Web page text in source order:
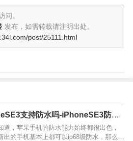
问。
发布，如需转载请注明出处。
post/25111.html
支持防水吗-iPhoneSE3防水
道，苹果手机的防水能力始终都很出色，
出的手机基本上都可以ip68级防水，那么这